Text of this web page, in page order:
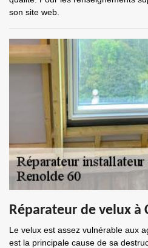
son site web.
Réparateur de velux à
Le velux est assez vulnérable aux
est la principale cause de sa